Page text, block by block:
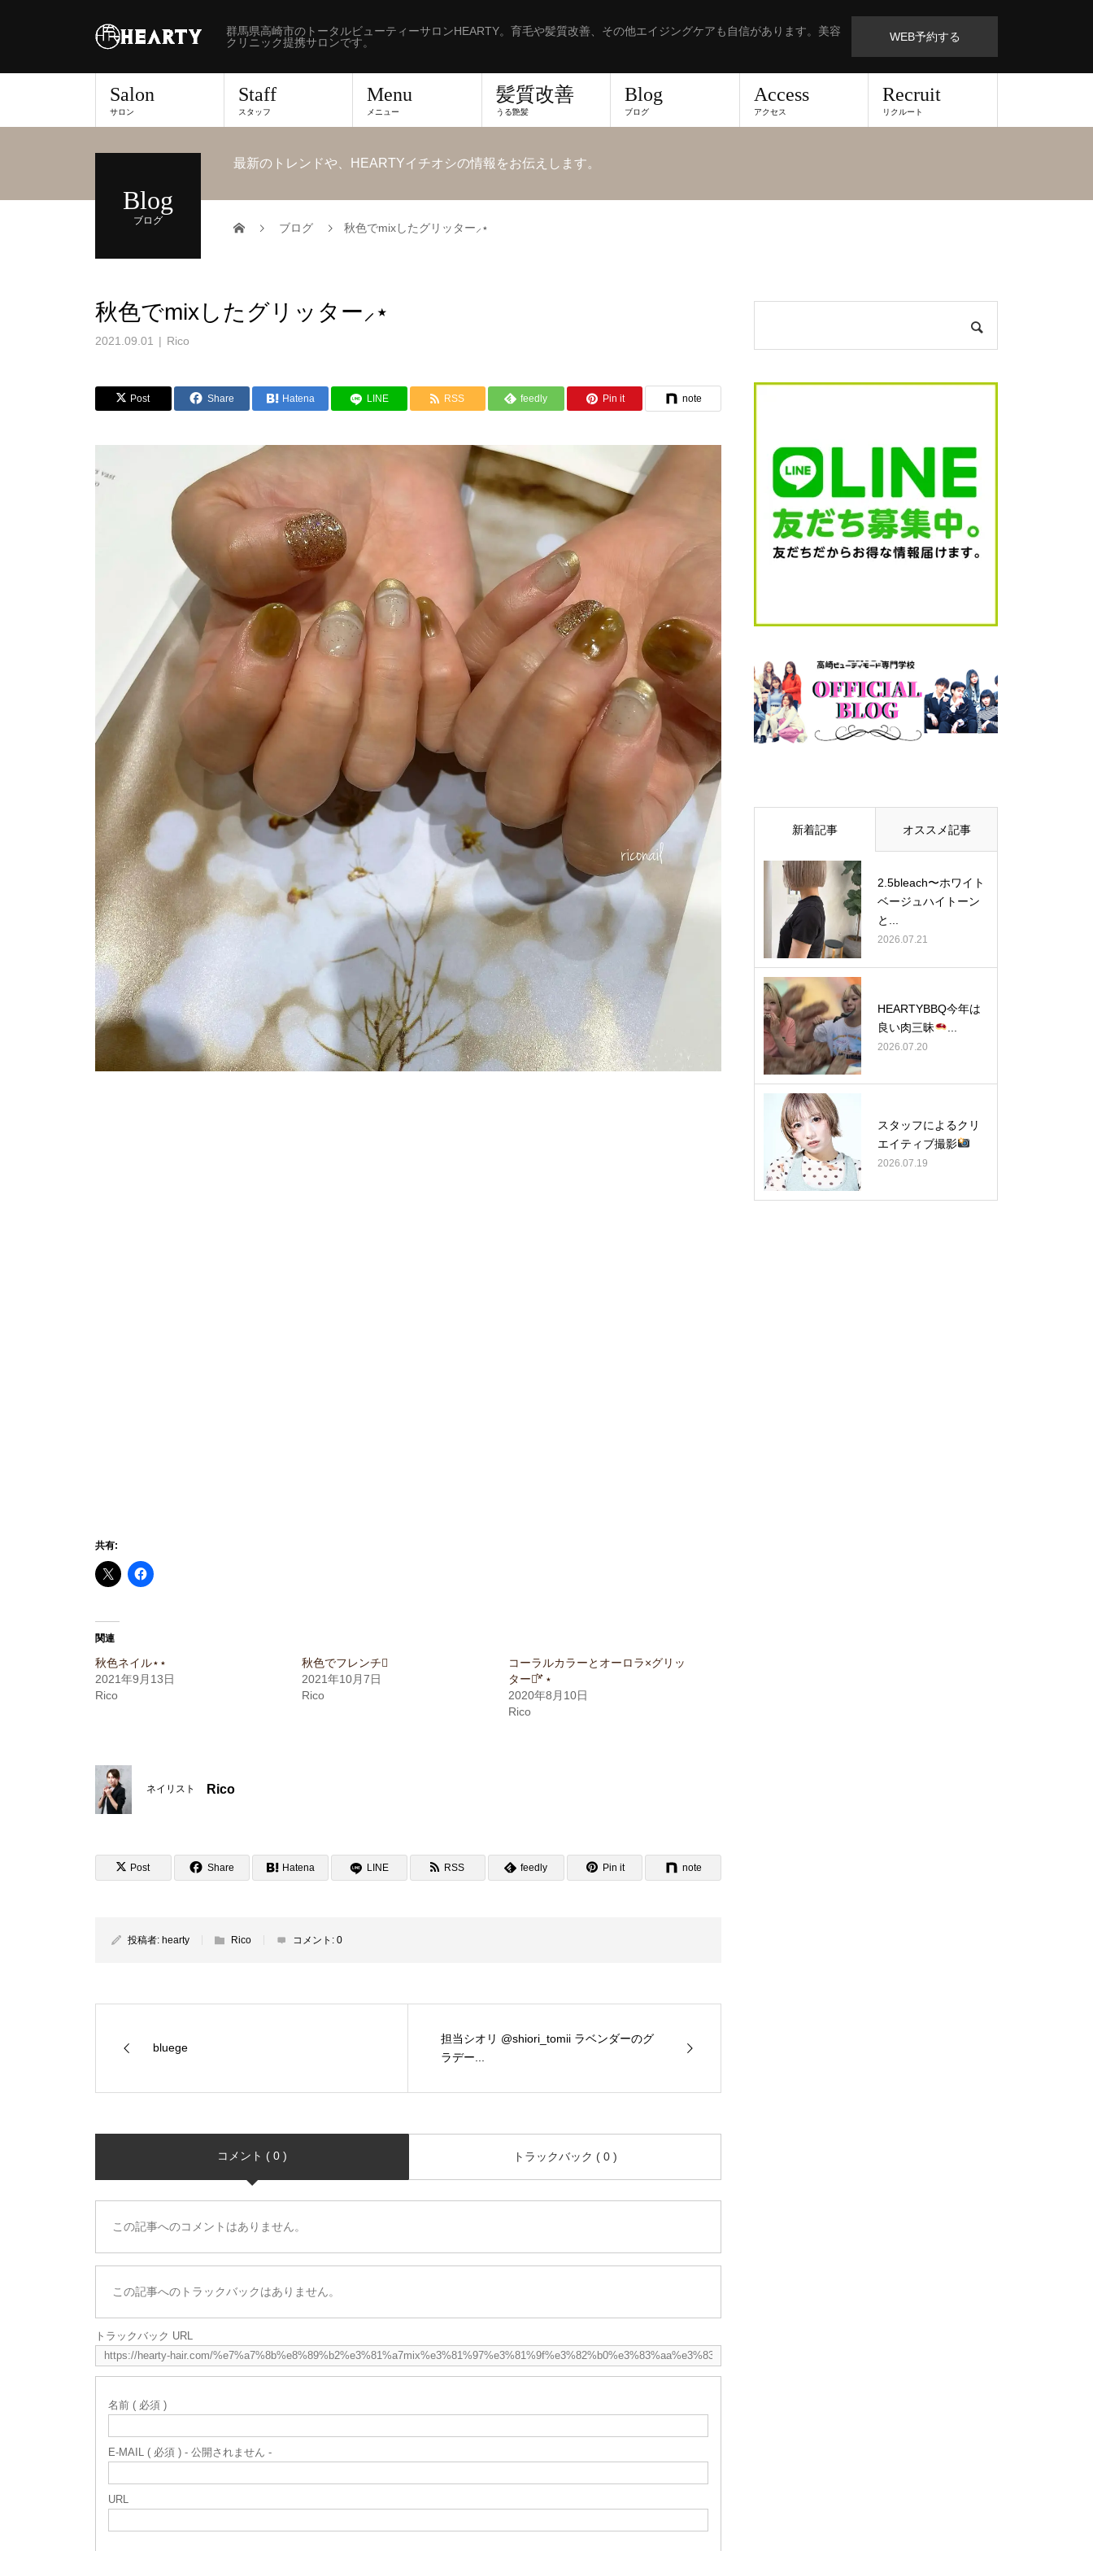
群馬県高崎市のトータルビューティーサロンHEARTY。育毛や髪質改善、その他エイジングケアも自信があります。美容
クリニック提携サロンです。
WEB予約する
Salon
サロン
Staff
スタッフ
Menu
メニュー
髪質改善
うる艶髪
Blog
ブログ
Access
アクセス
Recruit
リクルート
Blog
ブログ
最新のトレンドや、HEARTYイチオシの情報をお伝えします。
ブログ 秋色でmixしたグリッター⸝⋆
秋色でmixしたグリッター⸝⋆
2021.09.01 Rico
Post Share Hatena LINE RSS feedly Pin it note
共有:
関連
秋色ネイル⋆⋆
2021年9月13日
Rico
秋色でフレンチ
2021年10月7日
Rico
コーラルカラーとオーロラ×グリッ
ター⋆͛*͛ ⋆
2020年8月10日
Rico
ネイリスト Rico
Post Share Hatena LINE RSS feedly Pin it note
投稿者: hearty Rico コメント: 0
bluege
担当シオリ @shiori_tomii ラベンダーのグ
ラデー...
コメント ( 0 ) トラックバック ( 0 )
この記事へのコメントはありません。
この記事へのトラックバックはありません。
トラックバック URL
名前 ( 必須 )
E-MAIL ( 必須 ) - 公開されません -
URL
新着記事 オススメ記事
2.5bleach〜ホワイト
ベージュ⁡ハイトーン
と...
2026.07.21
HEARTYBBQ今年は
良い肉三昧
2026.07.20
スタッフによるクリ
エイティブ撮影
2026.07.19